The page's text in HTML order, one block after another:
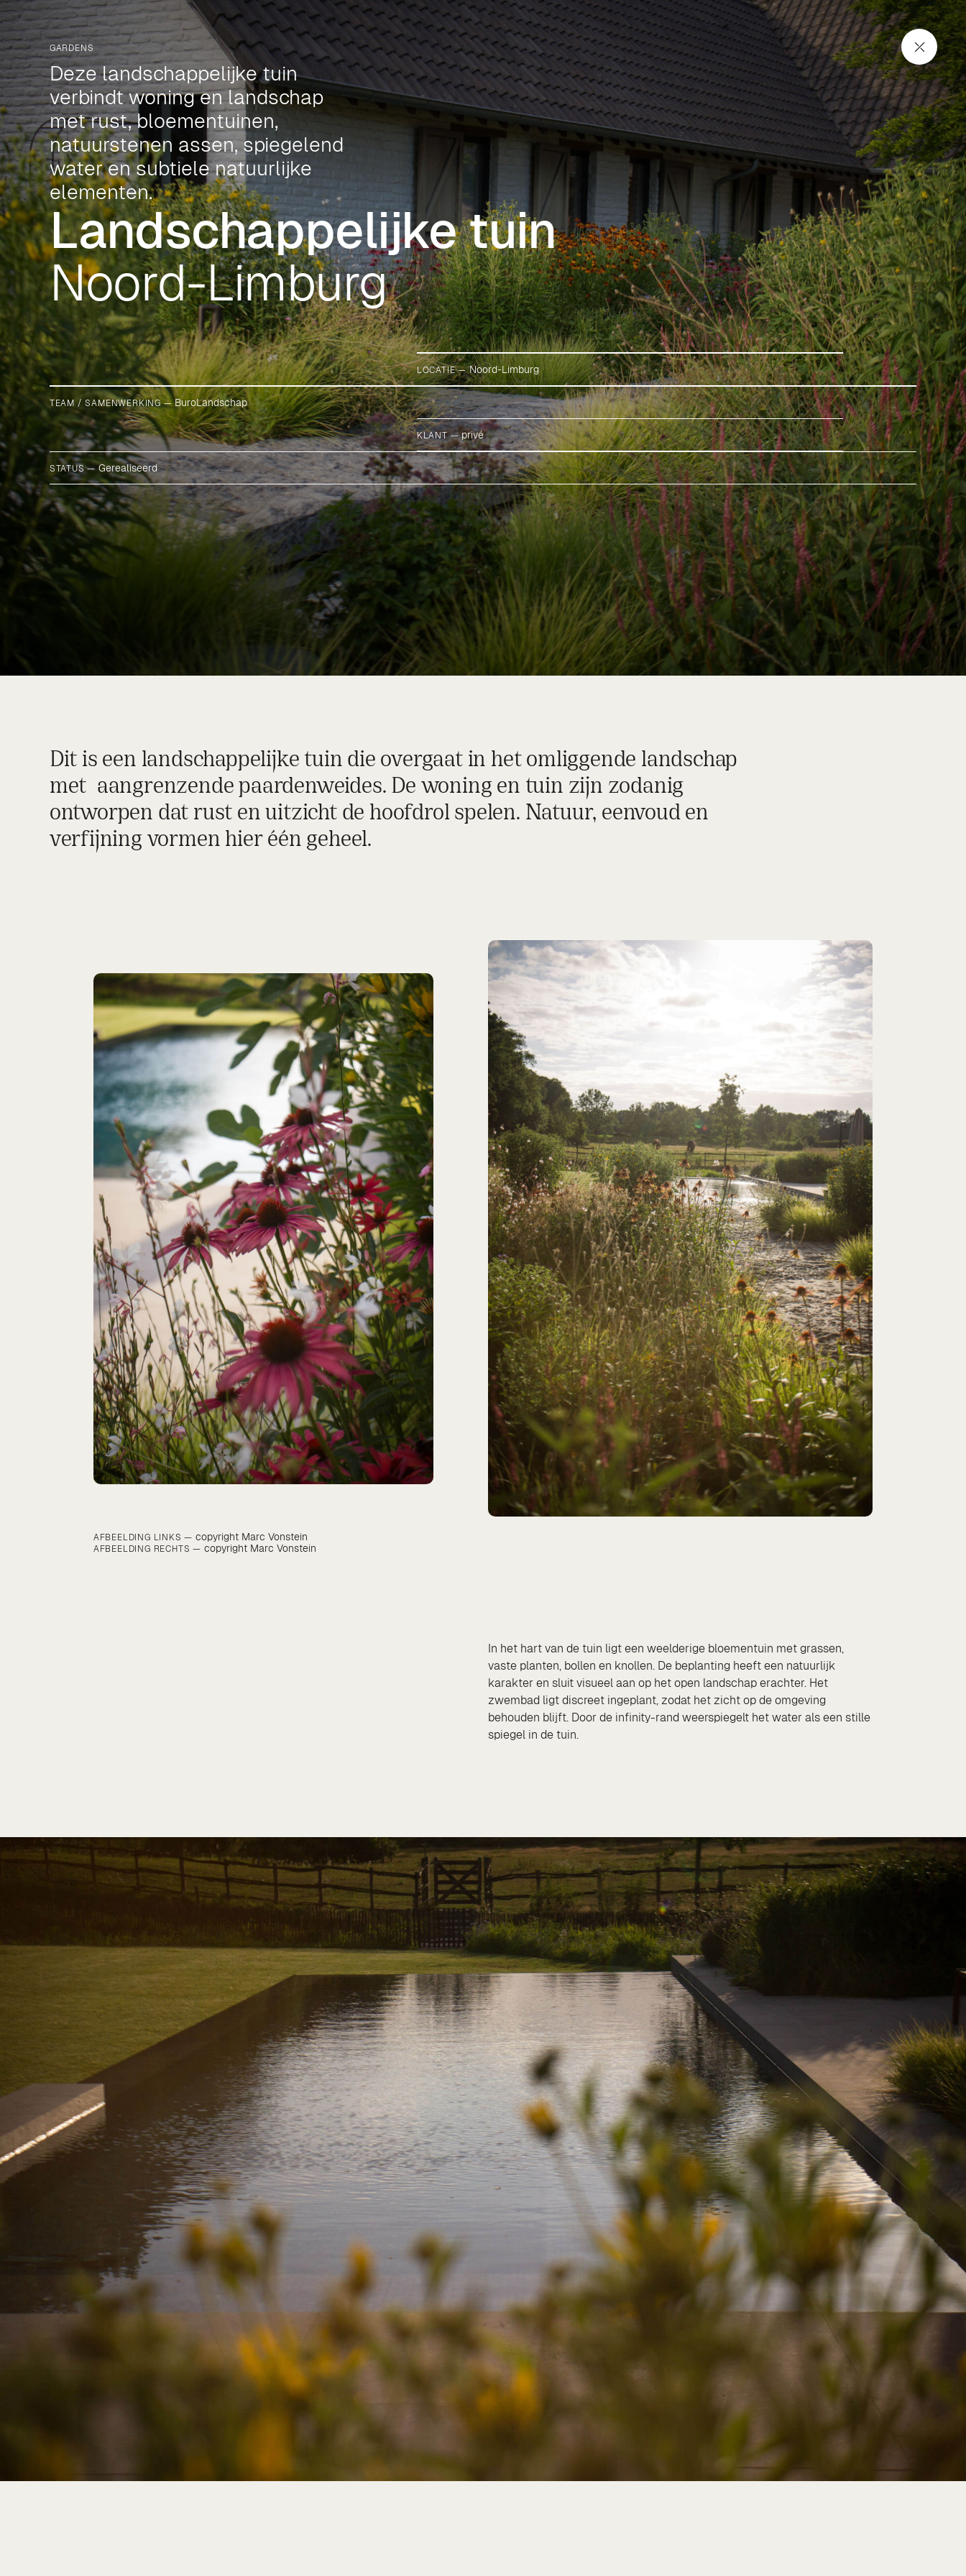
Landschappelijke tuin
Noord-Limburg
GARDENS
Deze landschappelijke tuin
verbindt woning en landschap
met rust, bloementuinen,
natuurstenen assen, spiegelend
water en subtiele natuurlijke
elementen.
Landschappelijke tuin
Noord-Limburg
LOCATIE —Noord-Limburg
TEAM / SAMENWERKING —BuroLandschap
KLANT —privé
STATUS —Gerealiseerd
Dit is een landschappelijke tuin die overgaat in het omliggende landschap
met aangrenzende paardenweides. De woning en tuin zijn zodanig
ontworpen dat rust en uitzicht de hoofdrol spelen. Natuur, eenvoud en
verfijning vormen hier één geheel.
AFBEELDING LINKS —copyright Marc Vonstein
AFBEELDING RECHTS — copyright Marc Vonstein
In het hart van de tuin ligt een weelderige bloementuin met grassen,
vaste planten, bollen en knollen. De beplanting heeft een natuurlijk
karakter en sluit visueel aan op het open landschap erachter. Het
zwembad ligt discreet ingeplant, zodat het zicht op de omgeving
behouden blijft. Door de infinity-rand weerspiegelt het water als een stille
spiegel in de tuin.